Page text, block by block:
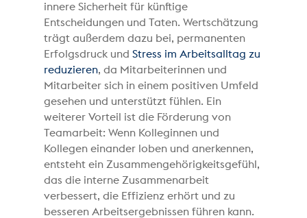
innere Sicherheit für künftige
Entscheidungen und Taten. Wertschätzung
trägt außerdem dazu bei, permanenten
Erfolgsdruck undStress im Arbeitsalltag zu
reduzieren, da Mitarbeiterinnen und
Mitarbeiter sich in einem positiven Umfeld
gesehen und unterstützt fühlen. Ein
weiterer Vorteil ist die Förderung von
Teamarbeit: Wenn Kolleginnen und
Kollegen einander loben und anerkennen,
entsteht ein Zusammengehörigkeitsgefühl,
das die interne Zusammenarbeit
verbessert, die Effizienz erhört und zu
besseren Arbeitsergebnissen führen kann.